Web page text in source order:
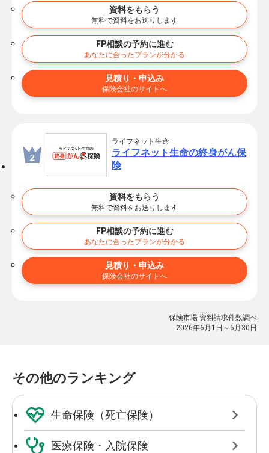
資料をもらう
無料で資料をお送りします
FP相談の予約に進む
あなたに合ったプランが分かる
見積り・申込み
保険会社のサイトへ
ライフネット生命
ライフネット生命の終身がん保
険
資料をもらう
無料で資料をお送りします
FP相談の予約に進む
あなたに合ったプランが分かる
見積り・申込み
保険会社のサイトへ
保険市場 資料請求件数調べ
2026年6月1日～6月30日
その他のランキング
生命保険（死亡保険）
医療保険・入院保険